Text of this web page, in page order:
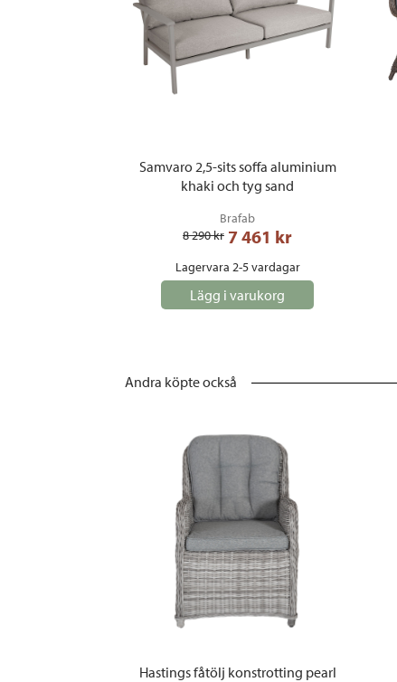
Samvaro 2,5-sits soffa aluminium
khaki och tyg sand
Brafab
8 290 kr 7 461 kr
Lagervara 2-5 vardagar
Lägg i varukorg
Andra köpte också
Hastings fåtölj konstrotting pearl